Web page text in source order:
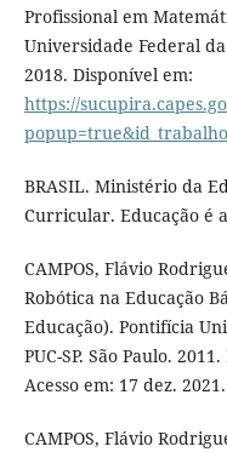
Profissional em
Universidade Federal
2018. Disponível em:
https://
BRASIL. Ministério da
Curricular. Educação é
CAMPOS, Flávio
Robótica na Educação
Educação). Pontifícia
PUC-SP. São Paulo.
Acesso em: 17 dez. 2021.
CAMPOS, Flávio